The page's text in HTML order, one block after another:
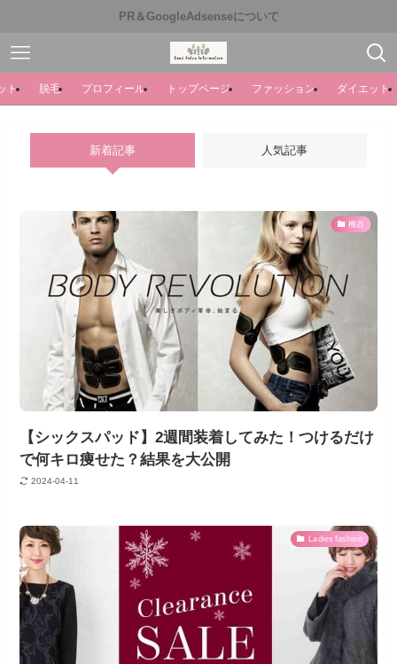
PR＆GoogleAdsenseについて
ト 脱毛 プロフィール トップページ ファッション ダイエット
新着記事 人気記事
機器
【シックスパッド】2週間装着してみた！つけるだけ
で何キロ痩せた？結果を大公開
2024-04-11
Ladies fashion